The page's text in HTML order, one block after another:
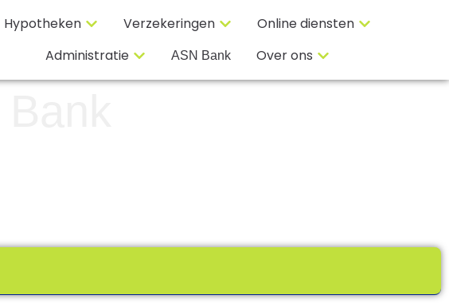
Hypotheken Verzekeringen
Online diensten
Administratie
ASN Bank Over ons